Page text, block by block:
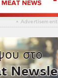
▴ Advertisement